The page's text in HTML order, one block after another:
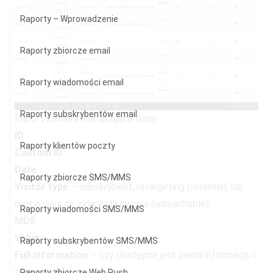
Raporty – Wprowadzenie
Raporty zbiorcze email
Raporty wiadomości email
Raporty subskrybentów email
Raporty klientów poczty
Raporty zbiorcze SMS/MMS
Raporty wiadomości SMS/MMS
Raporty subskrybentów SMS/MMS
Raport zawiera następujące dane:
Custom ID
niemożliwy do zidentyfikowania (unreachable)
Value